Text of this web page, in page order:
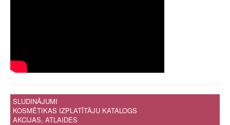
SLUDINĀJUMI
KOSMĒTIKAS IZPLATĪTĀJU KATALOGS
AKCIJAS, ATLAIDES